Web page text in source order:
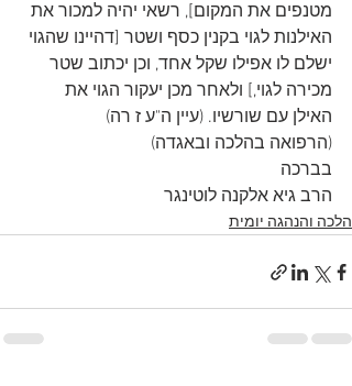
מטנפים את המקום], רשאי יהיה למכור את
האילנות לגוי בקנין כסף ושטר [דהיינו שהגוי
ישלם לו אפילו שקל אחד, וכן יכתוב שטר
מכירה לגוי,] ולאחר מכן יעקור הגוי את
האילן עם שורשיו. (עיין ה"ע ז רה)
(הרפואה בהלכה ובאגדה)
בברכה
הרב גיא אלקנה לוטינגר
הלכה והנהגה יומית